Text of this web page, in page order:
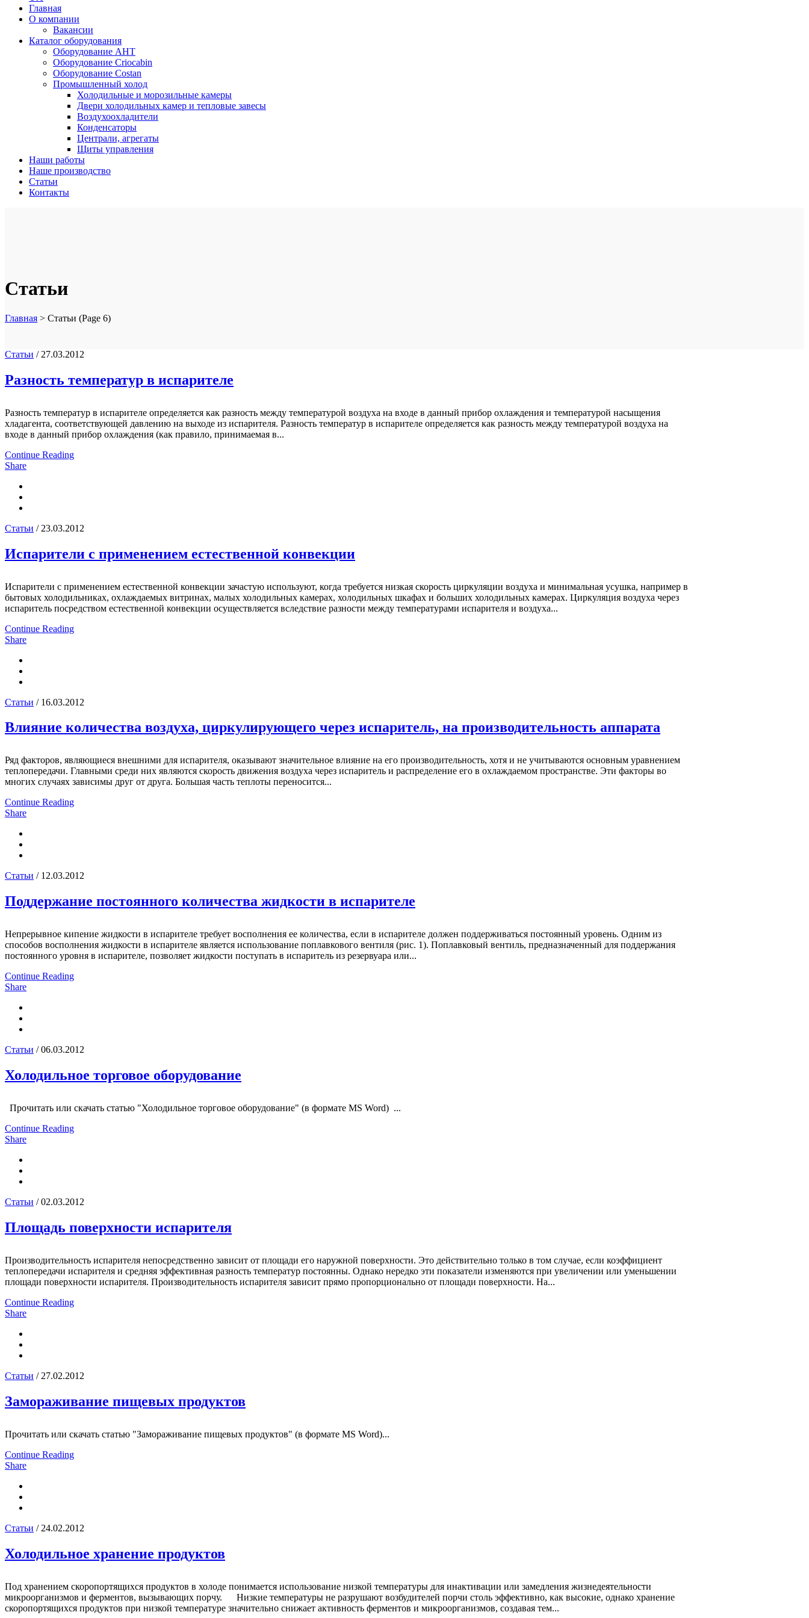
Главная
О компании
Вакансии
Каталог оборудования
Оборудование AHT
Оборудование Criocabin
Оборудование Costan
Промышленный холод
Холодильные и морозильные камеры
Двери холодильных камер и тепловые завесы
Воздухоохладители
Конденсаторы
Централи, агрегаты
Щиты управления
Наши работы
Наше производство
Статьи
Контакты
Статьи
Главная > Статьи (Page 6)
Статьи / 27.03.2012
Разность температур в испарителе
Разность температур в испарителе определяется как разность между температурой воздуха на входе в данный прибор охлаждения и температурой насыщения
хладагента, соответствующей давлению на выходе из испарителя. Разность температур в испарителе определяется как разность между температурой воздуха на
входе в данный прибор охлаждения (как правило, принимаемая в...
Continue Reading
Share
Статьи / 23.03.2012
Испарители с применением естественной конвекции
Испарители с применением естественной конвекции зачастую используют, когда требуется низкая скорость циркуляции воздуха и минимальная усушка, например в
бытовых холодильниках, охлаждаемых витринах, малых холодильных камерах, холодильных шкафах и больших холодильных камерах. Циркуляция воздуха через
испаритель посредством естественной конвекции осуществляется вследствие разности между температурами испарителя и воздуха...
Continue Reading
Share
Статьи / 16.03.2012
Влияние количества воздуха, циркулирующего через испаритель, на производительность аппарата
Ряд факторов, являющиеся внешними для испарителя, оказывают значительное влияние на его производительность, хотя и не учитываются основным уравнением
теплопередачи. Главными среди них являются скорость движения воздуха через испаритель и распределение его в охлаждаемом пространстве. Эти факторы во
многих случаях зависимы друг от друга. Большая часть теплоты переносится...
Continue Reading
Share
Статьи / 12.03.2012
Поддержание постоянного количества жидкости в испарителе
Непрерывное кипение жидкости в испарителе требует восполнения ее количества, если в испарителе должен поддерживаться постоянный уровень. Одним из
способов восполнения жидкости в испарителе является использование поплавкового вентиля (рис. 1). Поплавковый вентиль, предназначенный для поддержания
постоянного уровня в испарителе, позволяет жидкости поступать в испаритель из резервуара или...
Continue Reading
Share
Статьи / 06.03.2012
Холодильное торговое оборудование
Прочитать или скачать статью "Холодильное торговое оборудование" (в формате MS Word) ...
Continue Reading
Share
Статьи / 02.03.2012
Площадь поверхности испарителя
Производительность испарителя непосредственно зависит от площади его наружной поверхности. Это действительно только в том случае, если коэффициент
теплопередачи испарителя и средняя эффективная разность температур постоянны. Однако нередко эти показатели изменяются при увеличении или уменьшении
площади поверхности испарителя. Производительность испарителя зависит прямо пропорционально от площади поверхности. На...
Continue Reading
Share
Статьи / 27.02.2012
Замораживание пищевых продуктов
Прочитать или скачать статью "Замораживание пищевых продуктов" (в формате MS Word)...
Continue Reading
Share
Статьи / 24.02.2012
Холодильное хранение продуктов
Под хранением скоропортящихся продуктов в холоде понимается использование низкой температуры для инактивации или замедления жизнедеятельности
микроорганизмов и ферментов, вызывающих порчу. Низкие температуры не разрушают возбудителей порчи столь эффективно, как высокие, однако хранение
скоропортящихся продуктов при низкой температуре значительно снижает активность ферментов и микроорганизмов, создавая тем...